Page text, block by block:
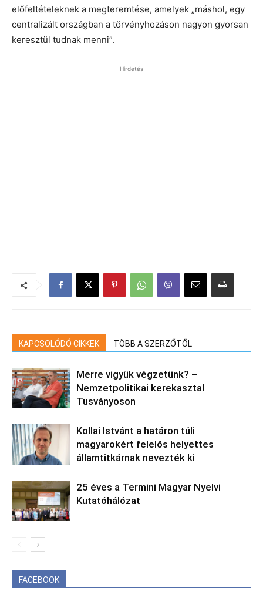
előfeltételeknek a megteremtése, amelyek „máshol, egy
centralizált országban a törvényhozáson nagyon gyorsan
keresztül tudnak menni”.
Hirdetés
KAPCSOLÓDÓ CIKKEK TÖBB A SZERZŐTŐL
Merre vigyük végzetünk? –
Nemzetpolitikai kerekasztal
Tusványoson
Kollai Istvánt a határon túli
magyarokért felelős helyettes
államtitkárnak nevezték ki
25 éves a Termini Magyar Nyelvi
Kutatóhálózat
FACEBOOK